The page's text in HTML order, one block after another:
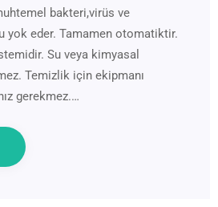
bakteri,virüs ve
yok eder. Tamamen otomatiktir.
Su veya kimyasal
Temizlik için ekipmanı
gerekmez.…